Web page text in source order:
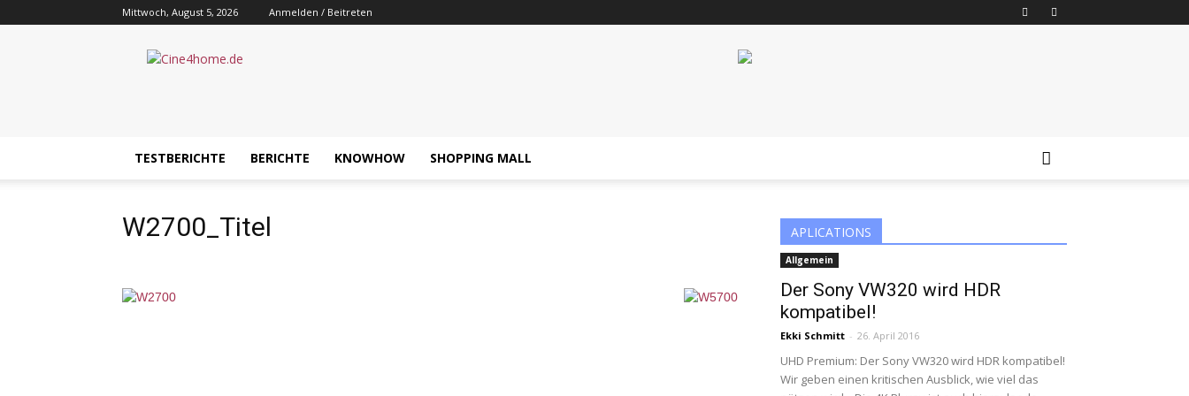
Mittwoch, August 5, 2026 Anmelden / Beitreten
Cine4home.de
TESTBERICHTE BERICHTE KNOWHOW SHOPPING MALL
W2700_Titel APLICATIONS
Allgemein
Der Sony VW320 wird HDR
kompatibel!
Ekki Schmitt - 26. April 2016
UHD Premium: Der Sony VW320 wird HDR kompatibel!
Wir geben einen kritischen Ausblick, wie viel das